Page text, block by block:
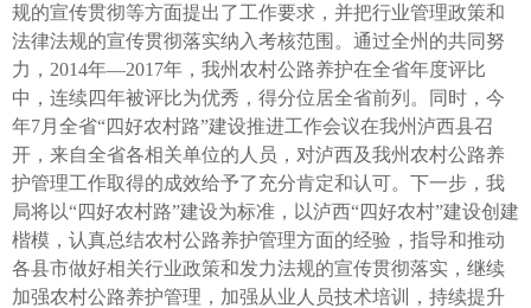
规的宣传贯彻等方面提出了工作要求，并把行业管理政策和
法律法规的宣传贯彻落实纳入考核范围。通过全州的共同努
力，2014年—2017年，我州农村公路养护在全省年度评比
中，连续四年被评比为优秀，得分位居全省前列。同时，今
年7月全省“四好农村路”建设推进工作会议在我州泸西县召
开，来自全省各相关单位的人员，对泸西及我州农村公路养
护管理工作取得的成效给予了充分肯定和认可。下一步，我
局将以“四好农村路”建设为标准，以泸西“四好农村”建设创建
楷模，认真总结农村公路养护管理方面的经验，指导和推动
各县市做好相关行业政策和发力法规的宣传贯彻落实，继续
加强农村公路养护管理，加强从业人员技术培训，持续提升